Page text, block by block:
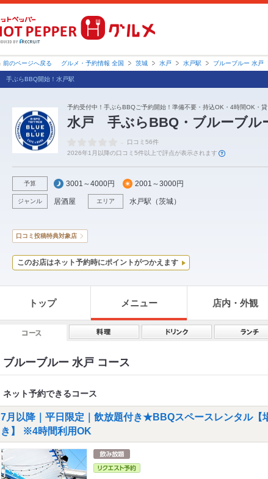
前のページへ戻る グルメ・予約情報 全国 茨城 水戸 水戸駅 ブルーブルー 水戸
手ぶらBBQ開始！水戸駅
予約受付中！手ぶらBBQご予約開始！準備不要・持込OK・4時間OK・貸
水戸 手ぶらBBQ・ブルーブル
口コミ56件
2026年1月以降の口コミ5件以上で評点が表示されます
予算 3001～4000円 2001～3000円
ジャンル 居酒屋 エリア 水戸駅 （茨城）
口コミ投稿特典対象店
このお店はネット予約時にポイントがつかえます
トップ メニュー 店内・外観
ブルーブルー 水戸 コース
ネット予約できるコース
7月以降｜平日限定｜飲放題付き★BBQスペースレンタル【
き】 ※4時間利用OK